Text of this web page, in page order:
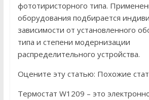
фототиристорного типа.
оборудования подбирается
зависимости от установленного
типа и степени модернизации
распределительного устройства.
Оцените эту статью: Похожие
Термостат W1209 – это